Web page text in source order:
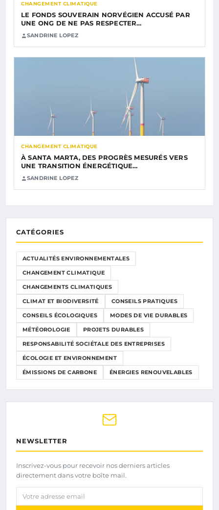
CHANGEMENT CLIMATIQUE
LE FONDS SOUVERAIN NORVÉGIEN ACCUSÉ PAR
UNE ONG DE NE PAS RESPECTER…
SANDRINE LOPEZ
CHANGEMENT CLIMATIQUE
À SANTA MARTA, DES PROGRÈS MESURÉS VERS
UNE TRANSITION ÉNERGÉTIQUE…
SANDRINE LOPEZ
CATÉGORIES
ACTUALITÉS ENVIRONNEMENTALES
CHANGEMENT CLIMATIQUE
CHANGEMENTS CLIMATIQUES
CLIMAT ET BIODIVERSITÉ CONSEILS PRATIQUES
CONSEILS ÉCOLOGIQUES MODES DE VIE DURABLES
MÉTÉOROLOGIE PROJETS DURABLES
RESPONSABILITÉ SOCIÉTALE DES ENTREPRISES
ÉCOLOGIE ET ENVIRONNEMENT
ÉMISSIONS DE CARBONE ÉNERGIES RENOUVELABLES
NEWSLETTER
Inscrivez-vous pour recevoir nos derniers articles
directement dans votre boîte mail.
Votre adresse email